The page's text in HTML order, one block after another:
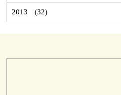
2013 (32)